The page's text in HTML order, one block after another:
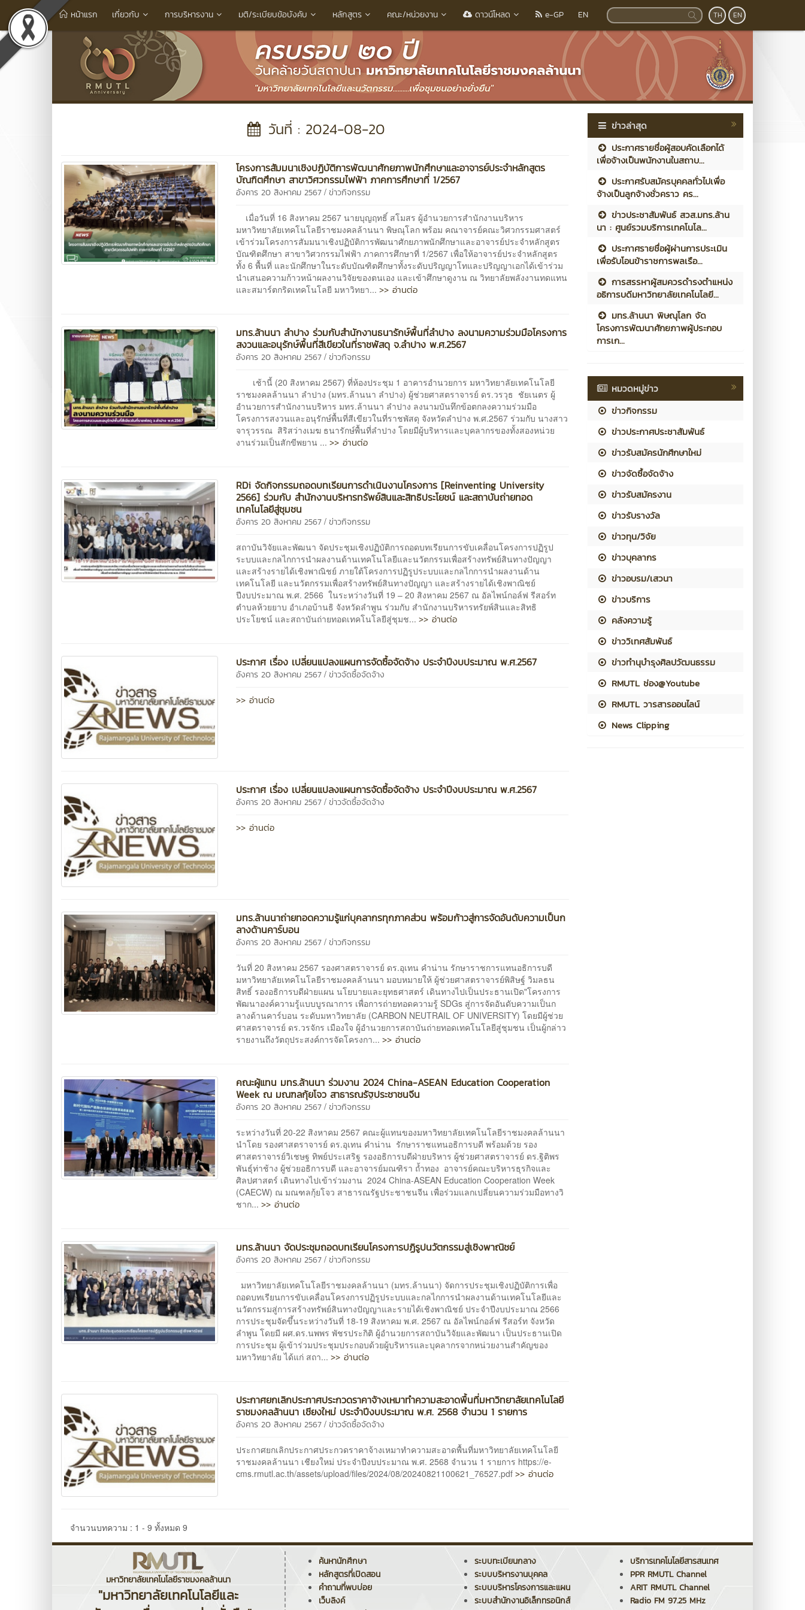
หน้าแรก เกี่ยวกับ การบริหารงาน มติ/ระเบียบข้อบังคับ หลักสูตร คณะ/หน่วยงาน ดาวน์โหลด e-GP EN TH EN
วันที่ : 2024-08-20
โครงการสัมมนาเชิงปฏิบัติการพัฒนาศักยภาพนักศึกษาและอาจารย์ประจำหลักสูตร
บัณฑิตศึกษา สาขาวิศวกรรมไฟฟ้า ภาคการศึกษาที่ 1/2567
อังคาร 20 สิงหาคม 2567 /ข่าวกิจกรรม
เมื่อวันที่ 16 สิงหาคม 2567 นายบุญฤทธิ์ สโมสร ผู้อำนวยการสำนักงานบริหาร
มหาวิทยาลัยเทคโนโลยีราชมงคลล้านนา พิษณุโลก พร้อม คณาจารย์คณะวิศวกรรมศาสตร์
เข้าร่วมโครงการสัมมนาเชิงปฏิบัติการพัฒนาศักยภาพนักศึกษาและอาจารย์ประจำหลักสูตร
บัณฑิตศึกษา สาขาวิศวกรรมไฟฟ้า ภาคการศึกษาที่ 1/2567 เพื่อให้อาจารย์ประจำหลักสูตร
ทั้ง 6 พื้นที่ และนักศึกษาในระดับบัณฑิตศึกษาทั้งระดับปริญญาโทและปริญญาเอกได้เข้าร่วม
นำเสนอความก้าวหน้าผลงานวิจัยของตนเอง และเข้าศึกษาดูงาน ณ วิทยาลัยพลังงานทดแทน
และสมาร์ตกริดเทคโนโลยี มหาวิทยา...>> อ่านต่อ
มทร.ล้านนา ลำปาง ร่วมกับสำนักงานธนารักษ์พื้นที่ลำปาง ลงนามความร่วมมือโครงการ
สงวนและอนุรักษ์พื้นที่สีเขียวในที่ราชพัสดุ จ.ลำปาง พ.ศ.2567
อังคาร 20 สิงหาคม 2567 /ข่าวกิจกรรม
เช้านี้ (20 สิงหาคม 2567) ที่ห้องประชุม 1 อาคารอำนวยการ มหาวิทยาลัยเทคโนโลยี
ราชมงคลล้านนา ลำปาง (มทร.ล้านนา ลำปาง) ผู้ช่วยศาสตราจารย์ ดร.วรวุธ ชัยเนตร ผู้
อำนวยการสำนักงานบริหาร มทร.ล้านนา ลำปาง ลงนามบันทึกข้อตกลงความร่วมมือ
โครงการสงวนและอนุรักษ์พื้นที่สีเขียวในที่ราชพัสดุ จังหวัดลำปาง พ.ศ.2567 ร่วมกับ นางสาว
จารุวรรณ สิริสว่างเมฆ ธนารักษ์พื้นที่ลำปาง โดยมีผู้บริหารและบุคลากรของทั้งสองหน่วย
งานร่วมเป็นสักขีพยาน ...>> อ่านต่อ
RDi จัดกิจกรรมถอดบทเรียนการดำเนินงานโครงการ [Reinventing University
2566] ร่วมกับ สำนักงานบริหารทรัพย์สินและสิทธิประโยชน์ และสถาบันถ่ายทอด
เทคโนโลยีสู่ชุมชน
อังคาร 20 สิงหาคม 2567 /ข่าวกิจกรรม
สถาบันวิจัยและพัฒนา จัดประชุมเชิงปฏิบัติการถอดบทเรียนการขับเคลื่อนโครงการปฏิรูป
ระบบและกลไกการนำผลงานด้านเทคโนโลยีและนวัตกรรมเพื่อสร้างทรัพย์สินทางปัญญา
และสร้างรายได้เชิงพาณิชย์ ภายใต้โครงการปฏิรูประบบและกลไกการนำผลงานด้าน
เทคโนโลยี และนวัตกรรมเพื่อสร้างทรัพย์สินทางปัญญา และสร้างรายได้เชิงพาณิชย์
ปีงบประมาณ พ.ศ. 2566 ในระหว่างวันที่ 19 – 20 สิงหาคม 2567 ณ อัลไพน์กอล์ฟ รีสอร์ท
ตำบลห้วยยาบ อำเภอบ้านธิ จังหวัดลำพูน ร่วมกับ สำนักงานบริหารทรัยพ์สินและสิทธิ
ประโยชน์ และสถาบันถ่ายทอดเทคโนโลยีสู่ชุมช...>> อ่านต่อ
ประกาศ เรื่อง เปลี่ยนแปลงแผนการจัดซื้อจัดจ้าง ประจำปีงบประมาณ พ.ศ.2567
อังคาร 20 สิงหาคม 2567 /ข่าวจัดซื้อจัดจ้าง
>> อ่านต่อ
ประกาศ เรื่อง เปลี่ยนแปลงแผนการจัดซื้อจัดจ้าง ประจำปีงบประมาณ พ.ศ.2567
อังคาร 20 สิงหาคม 2567 /ข่าวจัดซื้อจัดจ้าง
>> อ่านต่อ
มทร.ล้านนาถ่ายทอดความรู้แก่บุคลากรทุกภาคส่วน พร้อมก้าวสู่การจัดอันดับความเป็นก
ลางด้านคาร์บอน
อังคาร 20 สิงหาคม 2567 /ข่าวกิจกรรม
วันที่ 20 สิงหาคม 2567 รองศาสตราจารย์ ดร.อุเทน คำน่าน รักษาราชการแทนอธิการบดี
มหาวิทยาลัยเทคโนโลยีราชมงคลล้านนา มอบหมายให้ ผู้ช่วยศาสตราจารย์พิสิษฐ์ วิมลธน
สิทธิ์ รองอธิการบดีฝ่ายแผน นโยบายและยุทธศาสตร์ เดินทางไปเป็นประธานเปิด"โครงการ
พัฒนาองค์ความรู้แบบบูรณาการ เพื่อการถ่ายทอดความรู้ SDGs สู่การจัดอันดับความเป็นก
ลางด้านคาร์บอน ระดับมหาวิทยาลัย (CARBON NEUTRAIL OF UNIVERSITY) โดยมีผู้ช่วย
ศาสตราจารย์ ดร.วรจักร เมืองใจ ผู้อำนวยการสถาบันถ่ายทอดเทคโนโลยีสู่ชุมชน เป็นผู้กล่าว
รายงานถึงวัตถุประสงค์การจัดโครงกา...>> อ่านต่อ
คณะผู้แทน มทร.ล้านนา ร่วมงาน 2024 China-ASEAN Education Cooperation
Week ณ มณฑลกุ้ยโจว สาธารณรัฐประชาชนจีน
อังคาร 20 สิงหาคม 2567 /ข่าวกิจกรรม
ระหว่างวันที่ 20-22 สิงหาคม 2567 คณะผู้แทนของมหาวิทยาลัยเทคโนโลยีราชมงคลล้านนา
นำโดย รองศาสตราจารย์ ดร.อุเทน คำน่าน รักษาราชแทนอธิการบดี พร้อมด้วย รอง
ศาสตราจารย์วิเชษฐ ทิพย์ประเสริฐ รองอธิการบดีฝ่ายบริหาร ผู้ช่วยศาสตราจารย์ ดร.ฐิติพร
พันธุ์ท่าช้าง ผู้ช่วยอธิการบดี และอาจารย์มณฑิรา ถ้ำทอง อาจารย์คณะบริหารธุรกิจและ
ศิลปศาสตร์ เดินทางไปเข้าร่วมงาน 2024 China-ASEAN Education Cooperation Week
(CAECW) ณ มณฑลกุ้ยโจว สาธารณรัฐประชาชนจีน เพื่อร่วมแลกเปลี่ยนความร่วมมือทางวิ
ชาก...>> อ่านต่อ
มทร.ล้านนา จัดประชุมถอดบทเรียนโครงการปฏิรูปนวัตกรรมสู่เชิงพาณิชย์
อังคาร 20 สิงหาคม 2567 /ข่าวกิจกรรม
มหาวิทยาลัยเทคโนโลยีราชมงคลล้านนา (มทร.ล้านนา) จัดการประชุมเชิงปฏิบัติการเพื่อ
ถอดบทเรียนการขับเคลื่อนโครงการปฏิรูประบบและกลไกการนำผลงานด้านเทคโนโลยีและ
นวัตกรรมสู่การสร้างทรัพย์สินทางปัญญาและรายได้เชิงพาณิชย์ ประจำปีงบประมาณ 2566
การประชุมจัดขึ้นระหว่างวันที่ 18-19 สิงหาคม พ.ศ. 2567 ณ อัลไพน์กอล์ฟ รีสอร์ท จังหวัด
ลำพูน โดยมี ผศ.ดร.นพพร พัชรประกิติ ผู้อำนวยการสถาบันวิจัยและพัฒนา เป็นประธานเปิด
การประชุม ผู้เข้าร่วมประชุมประกอบด้วยผู้บริหารและบุคลากรจากหน่วยงานสำคัญของ
มหาวิทยาลัย ได้แก่ สถา...>> อ่านต่อ
ประกาศยกเลิกประกาศประกวดราคาจ้างเหมาทำความสะอาดพื้นที่มหาวิทยาลัยเทคโนโลยี
ราชมงคลล้านนา เชียงใหม่ ประจำปีงบประมาณ พ.ศ. 2568 จำนวน 1 รายการ
อังคาร 20 สิงหาคม 2567 /ข่าวจัดซื้อจัดจ้าง
ประกาศยกเลิกประกาศประกวดราคาจ้างเหมาทำความสะอาดพื้นที่มหาวิทยาลัยเทคโนโลยี
ราชมงคลล้านนา เชียงใหม่ ประจำปีงบประมาณ พ.ศ. 2568 จำนวน 1 รายการ https://e-
cms.rmutl.ac.th/assets/upload/files/2024/08/20240821100621_76527.pdf>> อ่านต่อ
จำนวนบทความ : 1 - 9 ทั้งหมด 9
ข่าวล่าสุด
ประกาศรายชื่อผู้สอบคัดเลือกได้
เพื่อจ้างเป็นพนักงานในสถาบ...
ประกาศรับสมัครบุคคลทั่วไปเพื่อ
จ้างเป็นลูกจ้างชั่วคราว คร...
ข่าวประชาสัมพันธ์ สวส.มทร.ล้าน
นา : ศูนย์รวมบริการเทคโนโล...
ประกาศรายชื่อผู้ผ่านการประเมิน
เพื่อรับโอนข้าราชการพลเรือ...
การสรรหาผู้สมควรดำรงตำแหน่ง
อธิการบดีมหาวิทยาลัยเทคโนโลยี...
มทร.ล้านนา พิษณุโลก จัด
โครงการพัฒนาศักยภาพผู้ประกอบ
การเก...
หมวดหมู่ข่าว
ข่าวกิจกรรม
ข่าวประกาศประชาสัมพันธ์
ข่าวรับสมัครนักศึกษาใหม่
ข่าวจัดซื้อจัดจ้าง
ข่าวรับสมัครงาน
ข่าวรับรางวัล
ข่าวทุน/วิจัย
ข่าวบุคลากร
ข่าวอบรม/เสวนา
ข่าวบริการ
คลังความรู้
ข่าววิเทศสัมพันธ์
ข่าวทำนุบำรุงศิลปวัฒนธรรม
RMUTL ช่อง@Youtube
RMUTL วารสารออนไลน์
News Clipping
มหาวิทยาลัยเทคโนโลยีราชมงคลล้านนา
"มหาวิทยาลัยเทคโนโลยีและ
ค้นหานักศึกษา
หลักสูตรที่เปิดสอน
คำถามที่พบบ่อย
เว็บลิงค์
ระบบทะเบียนกลาง
ระบบบริหารงานบุคคล
ระบบบริหารโครงการและแผน
ระบบสำนักงานอิเล็กทรอนิกส์
บริการเทคโนโลยีสารสนเทศ
PPR RMUTL Channel
ARIT RMUTL Channel
Radio FM 97.25 MHz